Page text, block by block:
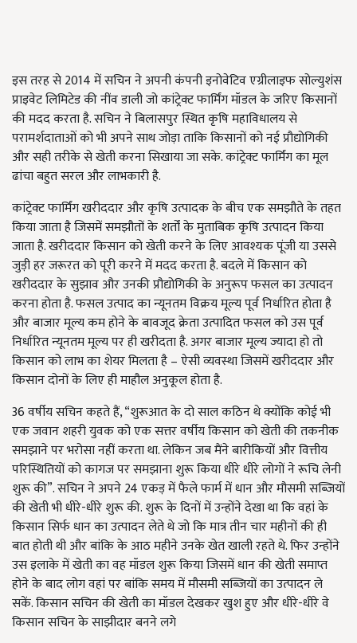
इस तरह से 2014 में सचिन ने अपनी कंपनी इनोवेटिव एग्रीलाइफ सोल्युशंस
प्राइवेट लिमिटेड की नींव डाली जो कांट्रेक्ट फार्मिंग मॉडल के जरिए किसानों
की मदद करता है. सचिन ने बिलासपुर स्थित कृषि महाविधालय से
परामर्शदाताओं को भी अपने साथ जोड़ा ताकि किसानों को नई प्रौद्योगिकी
और सही तरीके से खेती करना सिखाया जा सके. कांट्रेक्ट फार्मिंग का मूल
ढांचा बहुत सरल और लाभकारी है.
कांट्रेक्ट फार्मिंग खरीददार और कृषि उत्पादक के बीच एक समझौते के तहत
किया जाता है जिसमें समझौतों के शर्तों के मुताबिक कृषि उत्पादन किया
जाता है. खरीददार किसान को खेती करने के लिए आवश्यक पूंजी या उससे
जुड़ी हर जरूरत को पूरी करने में मदद करता है. बदले में किसान को
खरीददार के सुझाव और उनकी प्रौद्योगिकी के अनुरूप फसल का उत्पादन
करना होता है. फसल उत्पाद का न्यूनतम विक्रय मूल्य पूर्व निर्धारित होता है
और बाजार मूल्य कम होने के बावजूद क्रेता उत्पादित फसल को उस पूर्व
निर्धारित न्यूनतम मूल्य पर ही खरीदता है. अगर बाजार मूल्य ज्यादा हो तो
किसान को लाभ का शेयर मिलता है – ऐसी व्यवस्था जिसमें खरीददार और
किसान दोनों के लिए ही माहौल अनुकूल होता है.
36 वर्षीय सचिन कहते हैं, “शुरूआत के दो साल कठिन थे क्योंकि कोई भी
एक जवान शहरी युवक को एक सत्तर वर्षीय किसान को खेती की तकनीक
समझाने पर भरोसा नहीं करता था. लेकिन जब मैंने बारीकियों और वित्तीय
परिस्थितियों को कागज पर समझाना शुरू किया धीरे धीरे लोगों ने रूचि लेनी
शुरू की”. सचिन ने अपने 24 एकड़ में फैले फार्म में धान और मौसमी सब्जियों
की खेती भी धीरे-धीरे शुरू की. शुरू के दिनों में उन्होंने देखा था कि वहां के
किसान सिर्फ धान का उत्पादन लेते थे जो कि मात्र तीन चार महीनों की ही
बात होती थी और बांकि के आठ महीने उनके खेत खाली रहते थे. फिर उन्होंने
उस इलाके में खेती का वह मॉडल शुरू किया जिसमें धान की खेती समाप्त
होने के बाद लोग वहां पर बांकि समय में मौसमी सब्जियों का उत्पादन ले
सकें. किसान सचिन की खेती का मॉडल देखकर खुश हुए और धीरे-धीरे वे
किसान सचिन के साझीदार बनने लगे